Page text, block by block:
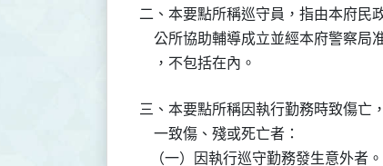
二、本要點所稱巡守員，指由本府民
公所協助輔導成立並經本府警察
    ，不包括在內。
三、本要點所稱因執行勤務時致傷亡
    一致傷、殘或死亡者：
   （一）因執行巡守勤務發生意外者。